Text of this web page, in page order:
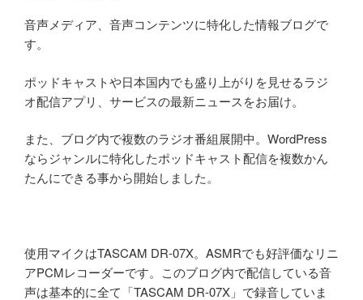
音声メディア、音声コンテンツに特化した情報ブログで
す。
ポッドキャストや日本国内でも盛り上がりを見せるラジ
オ配信アプリ、サービスの最新ニュースをお届け。
また、ブログ内で複数のラジオ番組展開中。WordPress
ならジャンルに特化したポッドキャスト配信を複数かん
たんにできる事から開始しました。
使用マイクはTASCAM DR-07X。ASMRでも好評価なリニ
アPCMレコーダーです。このブログ内で配信している音
声は基本的に全て「TASCAM DR-07X」で録音していま